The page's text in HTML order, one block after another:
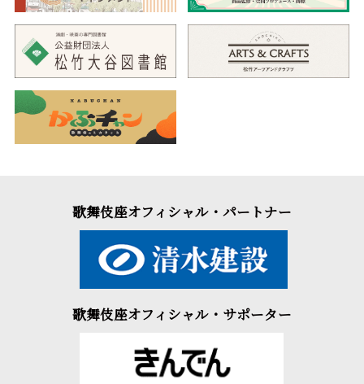
歌舞伎座オフィシャル・パートナー
歌舞伎座オフィシャル・サポーター